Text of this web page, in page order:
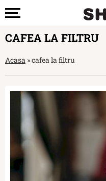
CAFEA LA FILTRU
Acasa »cafea la filtru